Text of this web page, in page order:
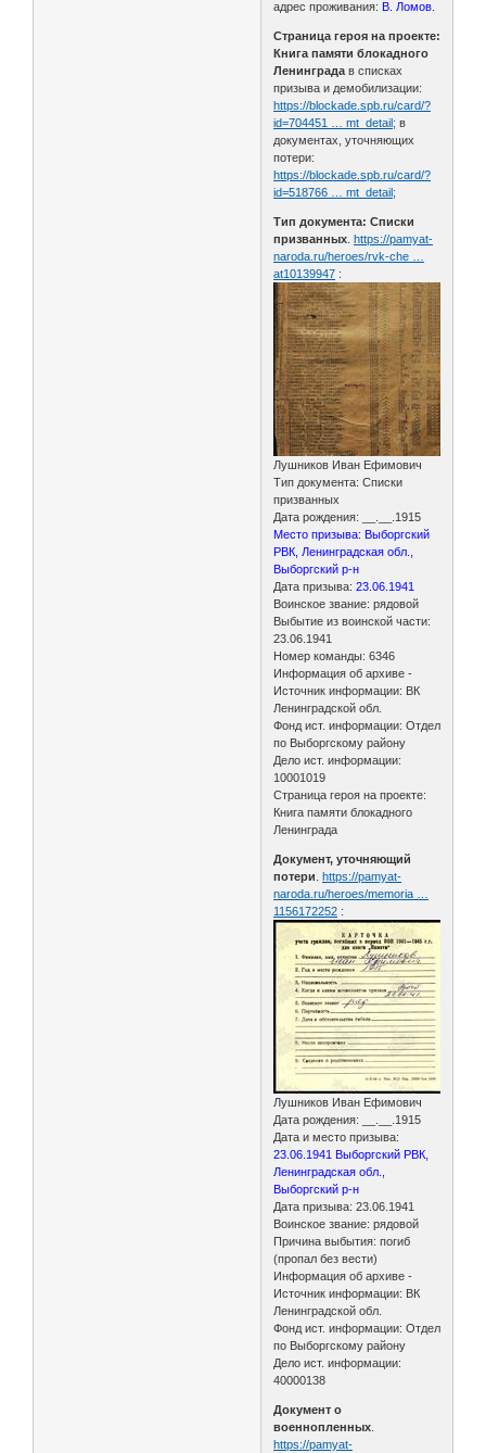
адрес проживания: В. Ломов
Страница героя на проекте:
Книга памяти блокадного
Ленинграда в списках
призыва и демобилизации:
https://blockade.spb.ru/card/?
id=704451 … mt_detail; в
документах, уточняющих
потери:
https://blockade.spb.ru/card/?
id=518766 … mt_detail;
Тип документа: Списки
призванных .https://pamyat-
naroda.ru/heroes/rvk-che …
at10139947 :
Лушников Иван Ефимович
Тип документа: Списки
призванных
Дата рождения: __.__.1915
Место призыва: Выборгский
РВК, Ленинградская обл.,
Выборгский р-н
Дата призыва: 23.06.1941
Воинское звание: рядовой
Выбытие из воинской части:
23.06.1941
Номер команды: 6346
Информация об архиве -
Источник информации: ВК
Ленинградской обл.
Фонд ист. информации: Отдел
по Выборгскому району
Дело ист. информации:
10001019
Страница героя на проекте:
Книга памяти блокадного
Ленинграда
Документ, уточняющий
потери .https://pamyat-
naroda.ru/heroes/memoria …
1156172252 :
Лушников Иван Ефимович
Дата рождения: __.__.1915
Дата и место призыва:
23.06.1941 Выборгский РВК,
Ленинградская обл.,
Выборгский р-н
Дата призыва: 23.06.1941
Воинское звание: рядовой
Причина выбытия: погиб
(пропал без вести)
Информация об архиве -
Источник информации: ВК
Ленинградской обл.
Фонд ист. информации: Отдел
по Выборгскому району
Дело ист. информации:
40000138
Документ о
военнопленных
https://pamyat-